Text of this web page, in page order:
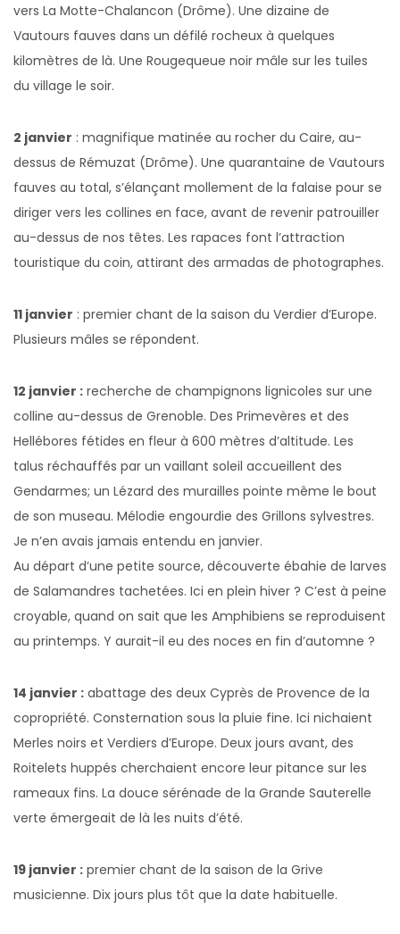
vers La Motte-Chalancon (Drôme). Une dizaine de
Vautours fauves dans un défilé rocheux à quelques
kilomètres de là. Une Rougequeue noir mâle sur les tuiles
du village le soir.
2 janvier : magnifique matinée au rocher du Caire, au-
dessus de Rémuzat (Drôme). Une quarantaine de Vautours
fauves au total, s’élançant mollement de la falaise pour se
diriger vers les collines en face, avant de revenir patrouiller
au-dessus de nos têtes. Les rapaces font l’attraction
touristique du coin, attirant des armadas de photographes.
11 janvier : premier chant de la saison du Verdier d’Europe.
Plusieurs mâles se répondent.
12 janvier : recherche de champignons lignicoles sur une
colline au-dessus de Grenoble. Des Primevères et des
Hellébores fétides en fleur à 600 mètres d’altitude. Les
talus réchauffés par un vaillant soleil accueillent des
Gendarmes; un Lézard des murailles pointe même le bout
de son museau. Mélodie engourdie des Grillons sylvestres.
Je n’en avais jamais entendu en janvier.
Au départ d’une petite source, découverte ébahie de larves
de Salamandres tachetées. Ici en plein hiver ? C’est à peine
croyable, quand on sait que les Amphibiens se reproduisent
au printemps. Y aurait-il eu des noces en fin d’automne ?
14 janvier : abattage des deux Cyprès de Provence de la
copropriété. Consternation sous la pluie fine. Ici nichaient
Merles noirs et Verdiers d’Europe. Deux jours avant, des
Roitelets huppés cherchaient encore leur pitance sur les
rameaux fins. La douce sérénade de la Grande Sauterelle
verte émergeait de là les nuits d’été.
19 janvier : premier chant de la saison de la Grive
musicienne. Dix jours plus tôt que la date habituelle.